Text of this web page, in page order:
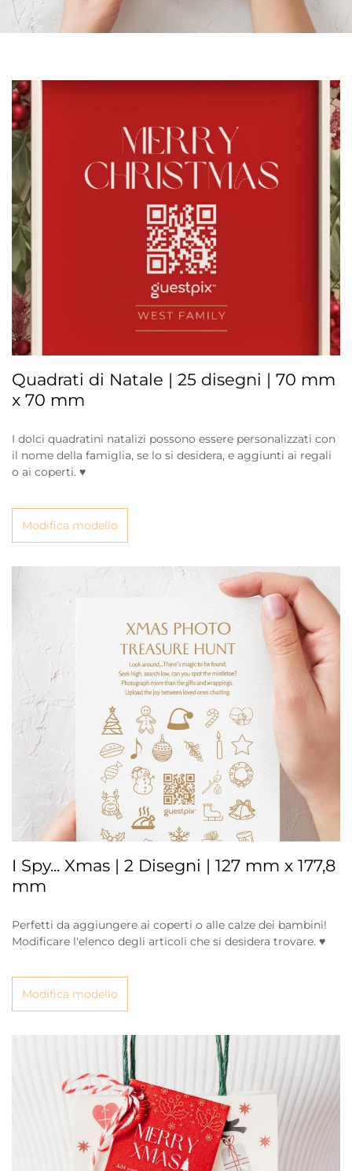
Quadrati di Natale | 25 disegni | 70 mm
x 70 mm
I dolci quadratini natalizi possono essere personalizzati con
il nome della famiglia, se lo si desidera, e aggiunti ai regali
o ai coperti. ♥
Modifica modello
I Spy... Xmas | 2 Disegni | 127 mm x 177,8
mm
Perfetti da aggiungere ai coperti o alle calze dei bambini!
Modificare l'elenco degli articoli che si desidera trovare. ♥
Modifica modello